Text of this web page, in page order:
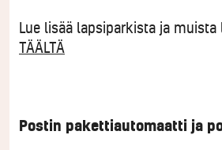
Lue lisää lapsiparkista ja
TÄÄLTÄ
Postin pakettiautomaatti ja